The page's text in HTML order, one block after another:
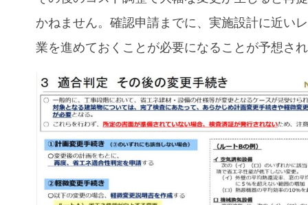
かねません。確認申請までに、実施設計に近い
業を進めておくことが必要になることが予想さ